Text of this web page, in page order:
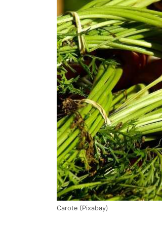
Carote (Pixabay)